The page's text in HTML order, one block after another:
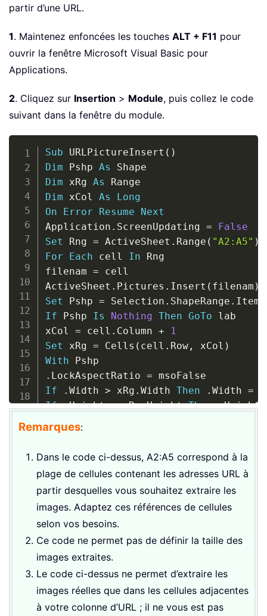
partir d’une URL.
1. Maintenez enfoncées les touches ALT + F11 pour
ouvrir la fenêtre Microsoft Visual Basic pour
Applications.
2. Cliquez sur Insertion > Module, puis collez le code
suivant dans la fenêtre du module.
Sub URLPictureInsert ( )
Dim Pshp As
Dim xRg As
Dim xCol As
Long
On
Error Resume
Next
Application . ScreenUpdating =
False
Set Rng = ActiveSheet . Range ( "A2:A5" )
For
Each cell In Rng
filenam = cell
ActiveSheet . Pictures . Insert ( filenam )
Set Pshp = Selection . ShapeRange . Item
If Pshp Is Nothing Then GoTo lab
xCol = cell . Column +
1
Set xRg = Cells ( cell . Row, xCol )
With
. LockAspectRatio =
If
. Width > xRg . Width Then . Width =
If .Height > xRg.Height Then .Height
Left
lab
:
Set Pshp = Nothing
Range("A2").Select
Next
Application.ScreenUpdating
End Sub
Remarques:
Dans le code ci-dessus, A2:A5 correspond à la
plage de cellules contenant les adresses URL à
partir desquelles vous souhaitez extraire les
images. Adaptez ces références de cellules
selon vos besoins.
Ce code ne permet pas de définir la taille des
images extraites.
Le code ci-dessus ne permet d’extraire les
images réelles que dans les cellules adjacentes
à votre colonne d’URL ; il ne vous est pas